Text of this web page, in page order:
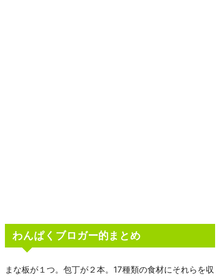
わんぱくブロガー的まとめ
まな板が１つ。包丁が２本。17種類の食材にそれらを収